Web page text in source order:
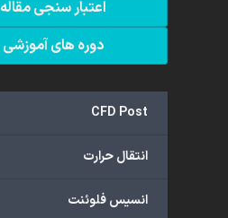
اعتبار سنجی مقاله
دوره های آموزشی
CFD Post
انتقال حرارت
انسیس فلوئنت